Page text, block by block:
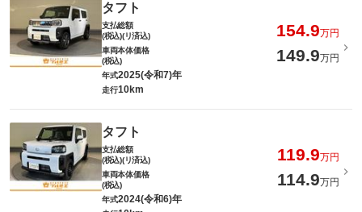
タフト
支払総額
(税込)(リ済込)
154.9万円
車両本体価格
(税込)
149.9万円
年式2025(令和7)年
走行10km
タフト
支払総額
(税込)(リ済込)
119.9万円
車両本体価格
(税込)
114.9万円
年式2024(令和6)年